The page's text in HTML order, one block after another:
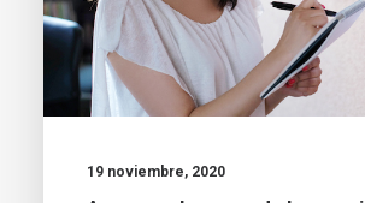
19 noviembre, 2020